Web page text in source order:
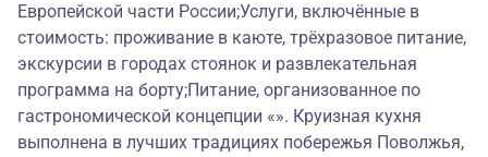
Европейской части России;Услуги, включённые в
стоимость: проживание в каюте, трёхразовое питание,
экскурсии в городах стоянок и развлекательная
программа на борту;Питание, организованное по
гастрономической концепции «». Круизная кухня
выполнена в лучших традициях побережья Поволжья,